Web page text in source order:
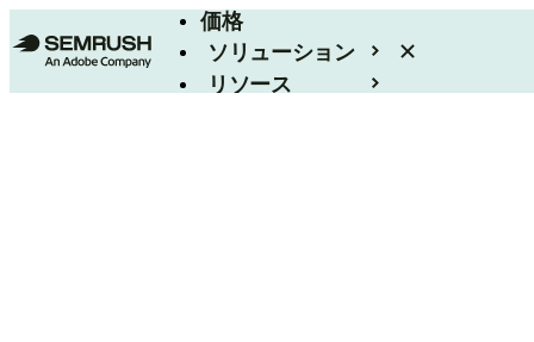
価格
ソリューション
リソース